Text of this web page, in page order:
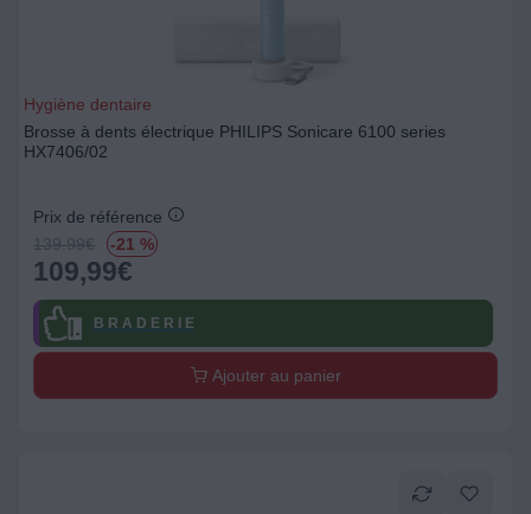
Hygiène dentaire
Brosse à dents électrique PHILIPS Sonicare 6100 series
HX7406/02
Prix de référence
139.99€ -21 %
109,99€
B R A D E R I E
Ajouter au panier